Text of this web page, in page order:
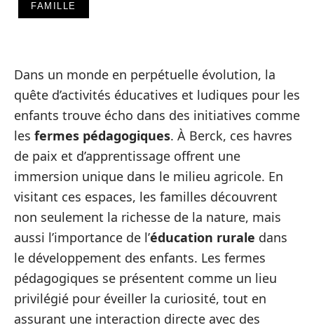
FAMILLE
Dans un monde en perpétuelle évolution, la
quête d’activités éducatives et ludiques pour les
enfants trouve écho dans des initiatives comme
les fermes pédagogiques. À Berck, ces havres
de paix et d’apprentissage offrent une
immersion unique dans le milieu agricole. En
visitant ces espaces, les familles découvrent
non seulement la richesse de la nature, mais
aussi l’importance de l’éducation rurale dans
le développement des enfants. Les fermes
pédagogiques se présentent comme un lieu
privilégié pour éveiller la curiosité, tout en
assurant une interaction directe avec des